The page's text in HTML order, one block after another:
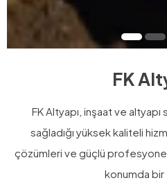
FK
FK Altyapı, inşaat ve
sağladığı yüksek kaliteli
çözümleri ve güçlü
konumda bir